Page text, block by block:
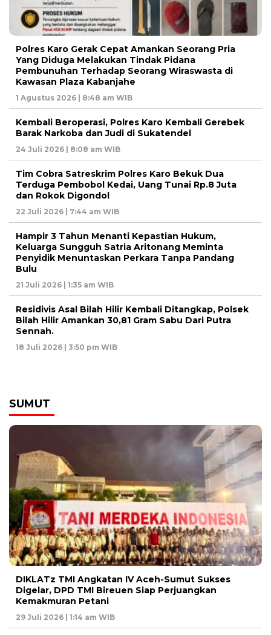
Polres Karo Gerak Cepat Amankan Seorang Pria
Yang Diduga Melakukan Tindak Pidana
Pembunuhan Terhadap Seorang Wiraswasta di
Kawasan Plaza Kabanjahe
1 Agustus 2026 | 8:48 am WIB
Kembali Beroperasi, Polres Karo Kembali Gerebek
Barak Narkoba dan Judi di Sukatendel
24 Juli 2026 | 8:08 am WIB
Tim Cobra Satreskrim Polres Karo Bekuk Dua
Terduga Pembobol Kedai, Uang Tunai Rp.8 Juta
dan Rokok Digondol
22 Juli 2026 | 7:44 am WIB
Hampir 3 Tahun Menanti Kepastian Hukum,
Keluarga Sungguh Satria Aritonang Meminta
Penyidik Menuntaskan Perkara Tanpa Pandang
Bulu
21 Juli 2026 | 1:35 am WIB
Residivis Asal Bilah Hilir Kembali Ditangkap, Polsek
Bilah Hilir Amankan 30,81 Gram Sabu Dari Putra
Sennah.
18 Juli 2026 | 3:50 pm WIB
SUMUT
DIKLATz TMI Angkatan IV Aceh-Sumut Sukses
Digelar, DPD TMI Bireuen Siap Perjuangkan
Kemakmuran Petani
29 Juli 2026 | 1:14 am WIB